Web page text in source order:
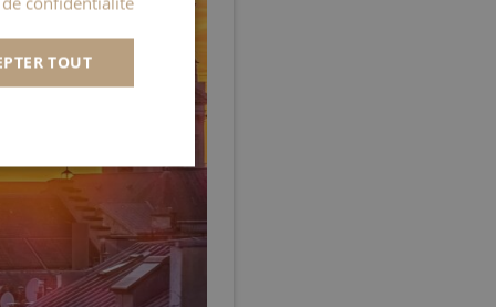
ITALIAN
TOUT